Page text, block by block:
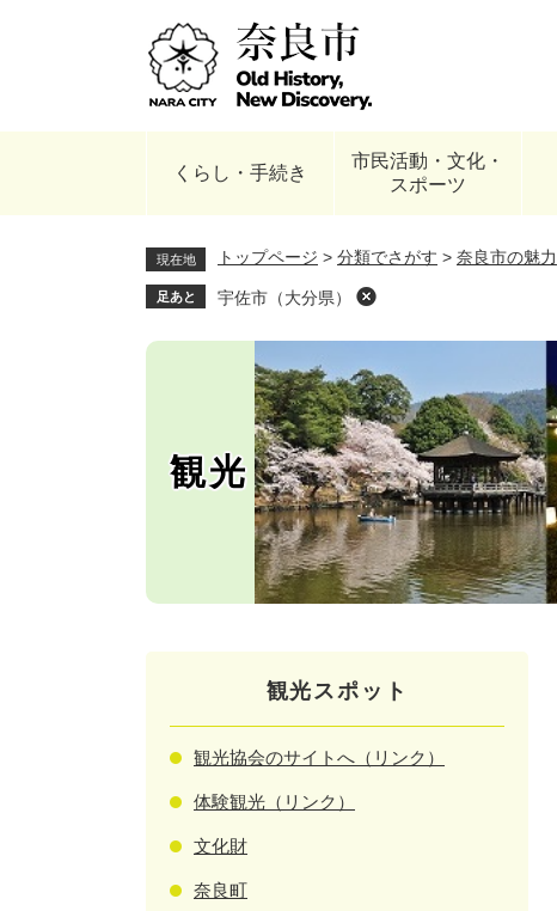
くらし・手続き
市民活動・文化・
スポーツ
現在地 トップページ > 分類でさがす > 奈良市の魅力
足あと 宇佐市（大分県）
観光
観光スポット
観光協会のサイトへ（リンク）
体験観光（リンク）
文化財
奈良町